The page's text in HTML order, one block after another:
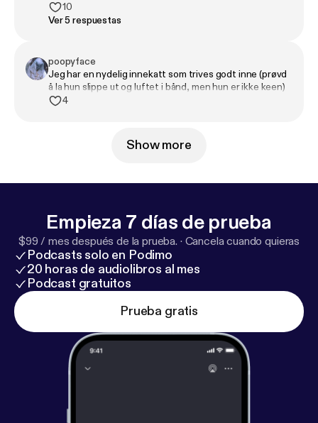
10
Ver 5 respuestas
poopyface
Jeg har en nydelig innekatt som trives godt inne (prøvd
å la hun slippe ut og luftet i bånd, men hun er ikke keen)
Da slipper hun å bli påkjørt og skadet🥰
4
Show more
Empieza 7 días de prueba
$99 / mes después de la prueba. · Cancela cuando quieras
Podcasts solo en Podimo
20 horas de audiolibros al mes
Podcast gratuitos
Prueba gratis